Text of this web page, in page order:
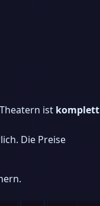
ist komplett
Die Preise